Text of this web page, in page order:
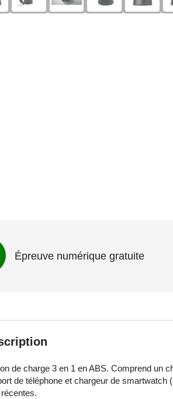
Épreuve numérique gratuite
de charge 3 en 1 en ABS. Comprend un
de téléphone et chargeur de